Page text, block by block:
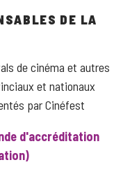
DE LA
de cinéma et autres
et nationaux
par Cinéfest
d'accréditation